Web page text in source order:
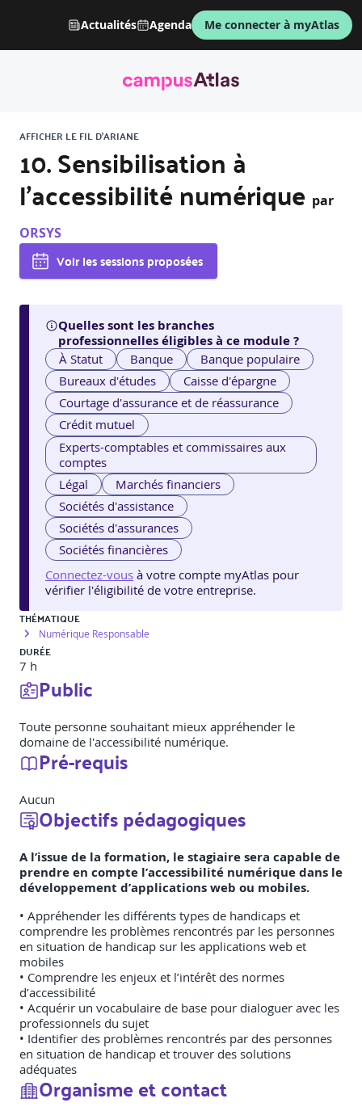
Actualités Agenda Me connecter à myAtlas
AFFICHER LE FIL D'ARIANE
10. Sensibilisation à
l'accessibilité numérique par
ORSYS
Voir les sessions proposées
Quelles sont les branches
professionnelles éligibles à ce module ?
À Statut Banque
Banque populaire
Bureaux d'études
Caisse d'épargne
Courtage d'assurance et de réassurance
Crédit mutuel
Experts-comptables et commissaires aux
comptes
Légal
Marchés financiers
Sociétés d'assistance
Sociétés d'assurances
Sociétés financières
Connectez-vous à votre compte myAtlas pour
vérifier l'éligibilité de votre entreprise.
THÉMATIQUE
Numérique Responsable
DURÉE
7 h
Public
Toute personne souhaitant mieux appréhender le
domaine de l'accessibilité numérique.
Pré-requis
Aucun
Objectifs pédagogiques
A l’issue de la formation, le stagiaire sera capable de
prendre en compte l’accessibilité numérique dans le
développement d’applications web ou mobiles.
• Appréhender les différents types de handicaps et
comprendre les problèmes rencontrés par les personnes
en situation de handicap sur les applications web et
mobiles
• Comprendre les enjeux et l’intérêt des normes
d’accessibilité
• Acquérir un vocabulaire de base pour dialoguer avec les
professionnels du sujet
• Identifier des problèmes rencontrés par des personnes
en situation de handicap et trouver des solutions
adéquates
Organisme et contact